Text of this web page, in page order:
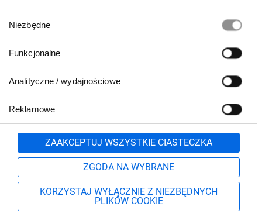
zgody
Niezbędne
Funkcjonalne
Analityczne / wydajnościowe
Reklamowe
ZAAKCEPTUJ WSZYSTKIE CIASTECZKA
ZGODA NA WYBRANE
KORZYSTAJ WYŁĄCZNIE Z NIEZBĘDNYCH
PLIKÓW COOKIE
801 500 700 lub
71 37 61 600
Formularz kontaktowy